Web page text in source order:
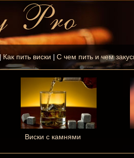
|Как пить виски С чем пить и чем
Виски с камнями